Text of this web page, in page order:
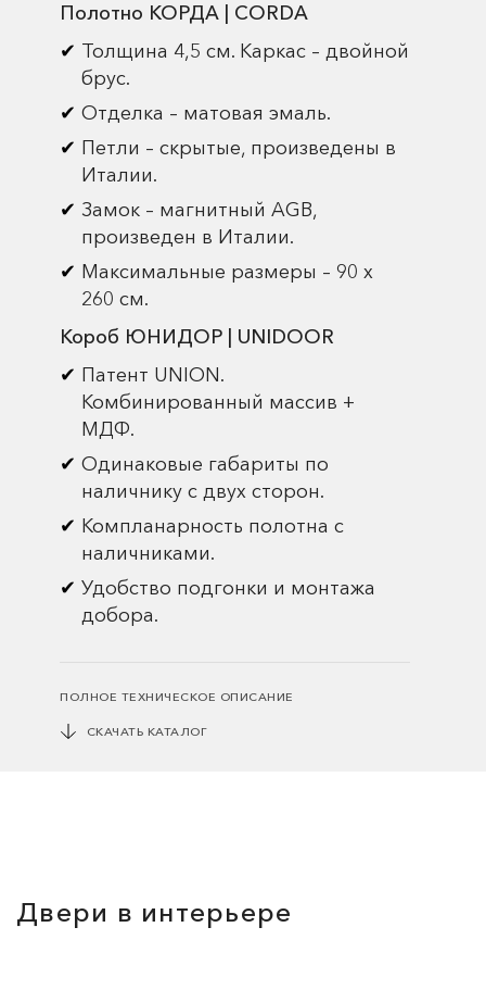
Полотно КОРДА | CORDA
Толщина 4,5 см. Каркас – двойной
брус.
Отделка – матовая эмаль.
Петли – скрытые, произведены в
Италии.
Замок – магнитный AGB,
произведен в Италии.
Максимальные размеры – 90 х
260 см.
Короб ЮНИДОР | UNIDOOR
Патент UNION.
Комбинированный массив +
МДФ.
Одинаковые габариты по
наличнику с двух сторон.
Компланарность полотна с
наличниками.
Удобство подгонки и монтажа
добора.
ПОЛНОЕ ТЕХНИЧЕСКОЕ ОПИСАНИЕ
СКАЧАТЬ КАТАЛОГ
Двери в интерьере